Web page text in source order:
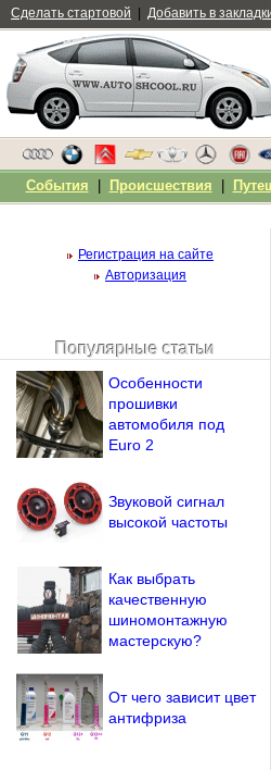
Регистрация на сайте
Авторизация
Напомнить пароль?
Популярные статьи
Особенности
прошивки
автомобиля под
Euro 2
Звуковой сигнал
высокой частоты
Как выбрать
качественную
шиномонтажную
мастерскую?
От чего зависит цвет
антифриза
Сделать стартовой Добавить в
События Происшествия